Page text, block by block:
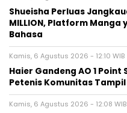
Shueisha Perluas
MILLION, Platform Manga
Bahasa
Kamis, 6 Agustus 2026 - 12:10 WIB
Haier Gandeng AO 1
Petenis Komunitas
Kamis, 6 Agustus 2026 - 12:08 WIB